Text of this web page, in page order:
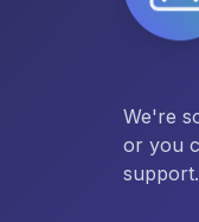
We're
or you
support.